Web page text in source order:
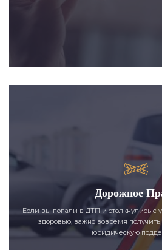
Дорожное
Если вы попали в ДТП и столкнулись
здоровью, важно вовремя
юридическую